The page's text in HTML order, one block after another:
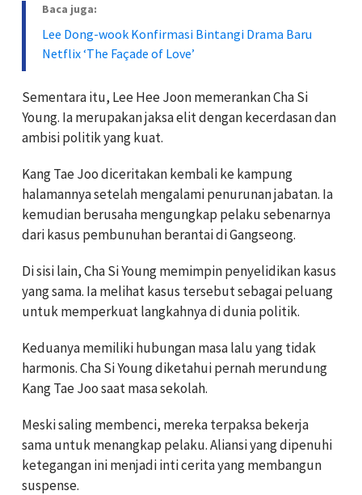
Baca juga:
Lee Dong-wook Konfirmasi Bintangi Drama Baru
Netflix ‘The Façade of Love’
Sementara itu, Lee Hee Joon memerankan Cha Si
Young. Ia merupakan jaksa elit dengan kecerdasan dan
ambisi politik yang kuat.
Kang Tae Joo diceritakan kembali ke kampung
halamannya setelah mengalami penurunan jabatan. Ia
kemudian berusaha mengungkap pelaku sebenarnya
dari kasus pembunuhan berantai di Gangseong.
Di sisi lain, Cha Si Young memimpin penyelidikan kasus
yang sama. Ia melihat kasus tersebut sebagai peluang
untuk memperkuat langkahnya di dunia politik.
Keduanya memiliki hubungan masa lalu yang tidak
harmonis. Cha Si Young diketahui pernah merundung
Kang Tae Joo saat masa sekolah.
Meski saling membenci, mereka terpaksa bekerja
sama untuk menangkap pelaku. Aliansi yang dipenuhi
ketegangan ini menjadi inti cerita yang membangun
suspense.